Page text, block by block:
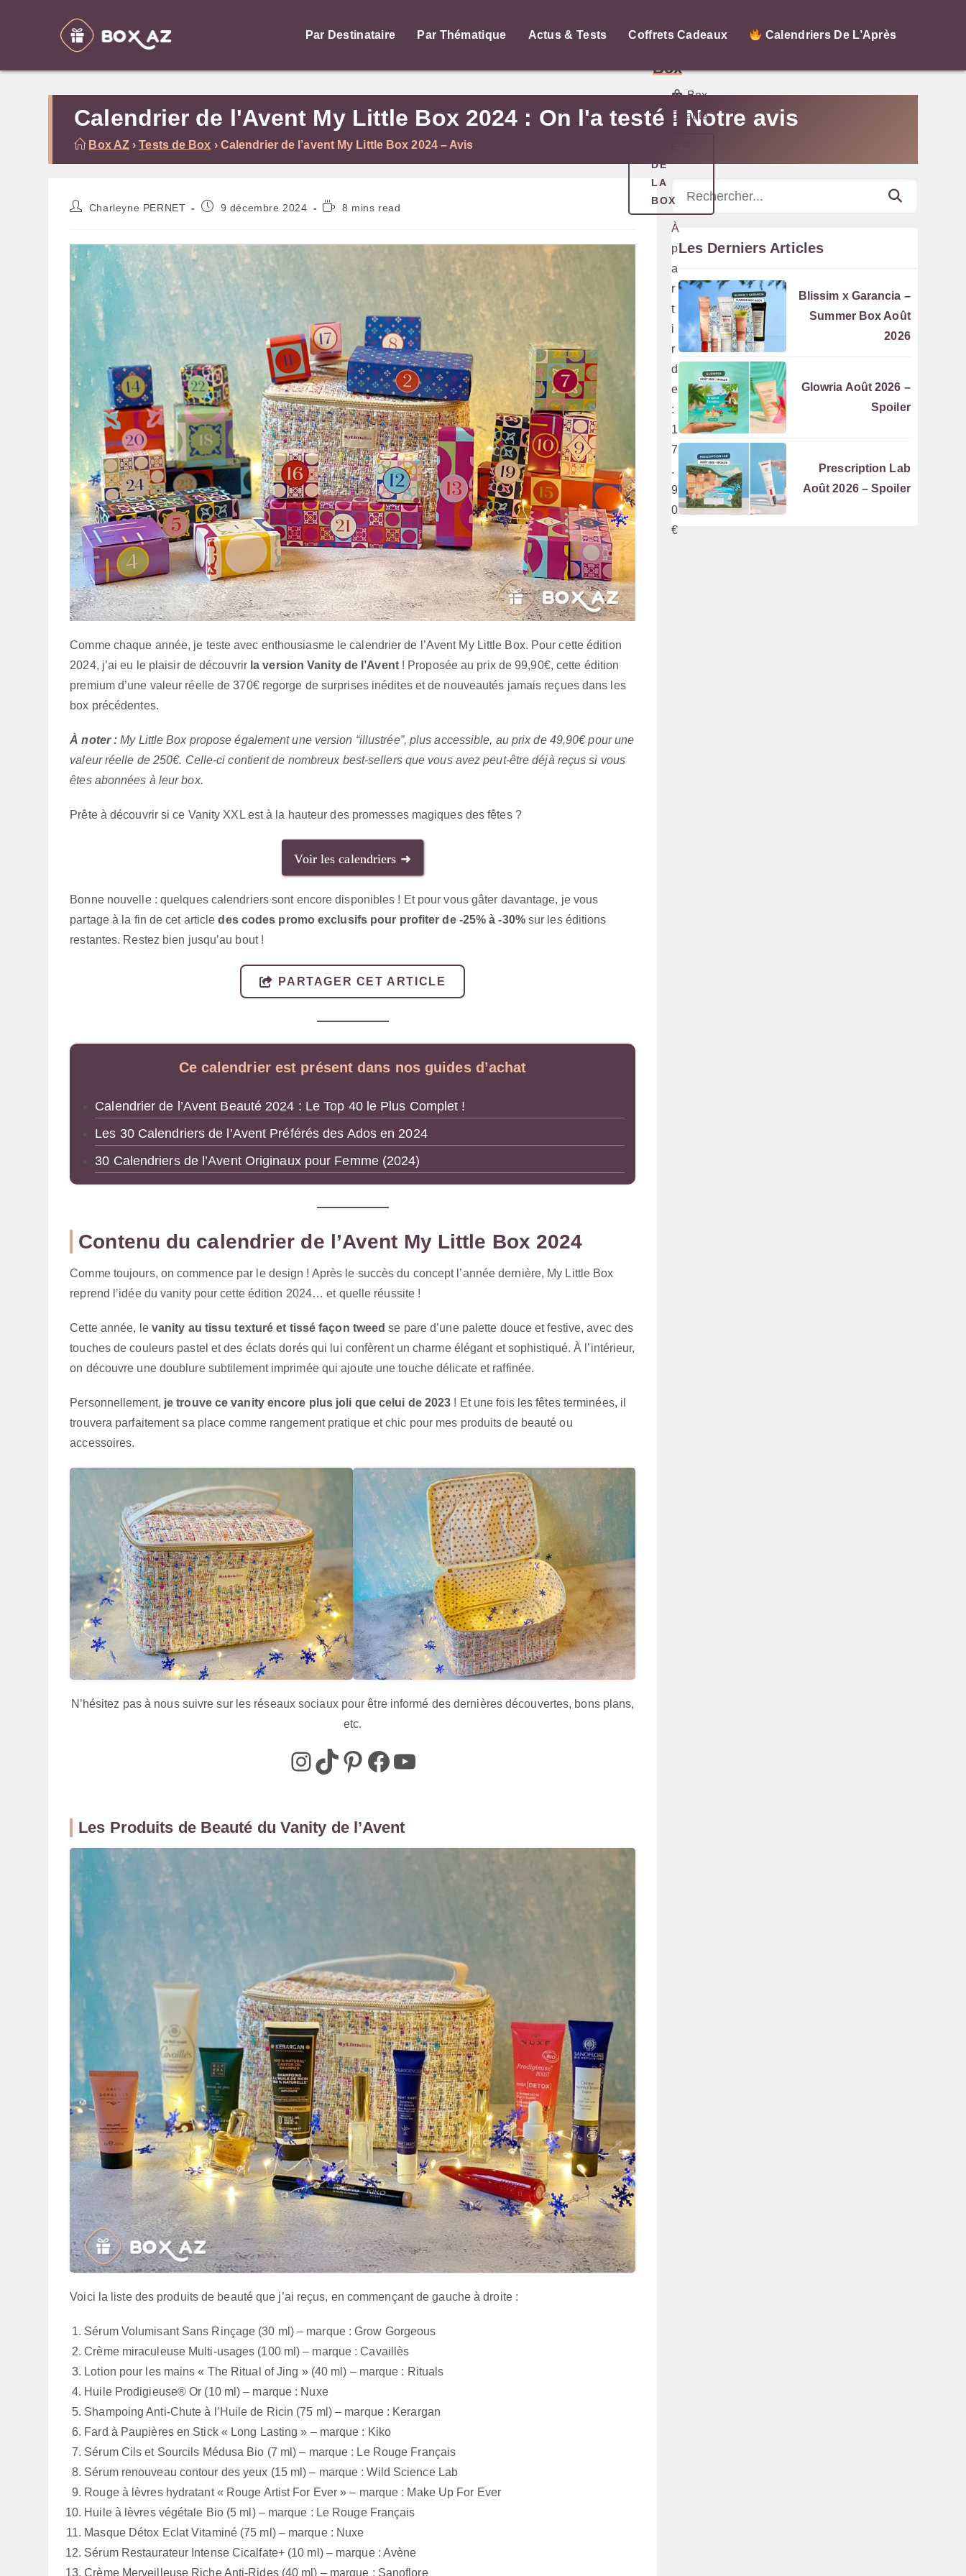
Par Destinataire Par Thématique Actus & Tests Coffrets Cadeaux Calendriers De L’Après
Calendrier de l'Avent My Little Box 2024 : On l'a testé ! Notre avis
Box AZ ›Tests de Box › Calendrier de l’avent My Little Box 2024 – Avis
Auteur/autrice
publication :
Charleyne PERNET
Publication
9 décembre 2024
Temps8 mins read
Comme chaque année, je teste avec enthousiasme le calendrier de l’Avent My Little Box. Pour cette édition
2024, j’ai eu le plaisir de découvrir la version Vanity de l’Avent! Proposée au prix de 99,90€, cette édition
premium d’une valeur réelle de 370€ regorge de surprises inédites et de nouveautés jamais reçues dans les
box précédentes.
À noter : My Little Box propose également une version “illustrée”, plus accessible, au prix de 49,90€ pour une
valeur réelle de 250€. Celle-ci contient de nombreux best-sellers que vous avez peut-être déjà reçus si vous
êtes abonnées à leur box.
Prête à découvrir si ce Vanity XXL est à la hauteur des promesses magiques des fêtes ?
Voir les calendriers ➜
Bonne nouvelle : quelques calendriers sont encore disponibles ! Et pour vous gâter davantage, je vous
partage à la fin de cet articledes codes promo exclusifs pour profiter de -25% à -30%sur les éditions
restantes. Restez bien jusqu’au bout !
PARTAGER CET ARTICLE
Ce calendrier est présent dans nos guides d’achat
Calendrier de l’Avent Beauté 2024 : Le Top 40 le Plus Complet !
Les 30 Calendriers de l’Avent Préférés des Ados en 2024
30 Calendriers de l’Avent Originaux pour Femme (2024)
Contenu du calendrier de l’Avent My Little Box 2024
Comme toujours, on commence par le design ! Après le succès du concept l’année dernière, My Little Box
reprend l’idée du vanity pour cette édition 2024… et quelle réussite !
Cette année, le vanity au tissu texturé et tissé façon tweed se pare d’une palette douce et festive, avec des
touches de couleurs pastel et des éclats dorés qui lui confèrent un charme élégant et sophistiqué. À l’intérieur,
on découvre une doublure subtilement imprimée qui ajoute une touche délicate et raffinée.
Personnellement, je trouve ce vanity encore plus joli que celui de 2023 ! Et une fois les fêtes terminées, il
trouvera parfaitement sa place comme rangement pratique et chic pour mes produits de beauté ou
accessoires.
N’hésitez pas à nous suivre sur les réseaux sociaux pour être informé des dernières découvertes, bons plans,
etc.
@box_az_off
@box_azPinterest
Box AZ @Box-AZ
Les Produits de Beauté du Vanity de l’Avent
Voici la liste des produits de beauté que j’ai reçus, en commençant de gauche à droite :
Sérum Volumisant Sans Rinçage (30 ml) – marque : Grow Gorgeous
Crème miraculeuse Multi-usages (100 ml) – marque : Cavaillès
Lotion pour les mains « The Ritual of Jing » (40 ml) – marque : Rituals
Huile Prodigieuse® Or (10 ml) – marque : Nuxe
Shampoing Anti-Chute à l’Huile de Ricin (75 ml) – marque : Kerargan
Fard à Paupières en Stick « Long Lasting » – marque : Kiko
Sérum Cils et Sourcils Médusa Bio (7 ml) – marque : Le Rouge Français
Sérum renouveau contour des yeux (15 ml) – marque : Wild Science Lab
Rouge à lèvres hydratant « Rouge Artist For Ever » – marque : Make Up For Ever
Huile à lèvres végétale Bio (5 ml) – marque : Le Rouge Français
Masque Détox Eclat Vitaminé (75 ml) – marque : Nuxe
Sérum Restaurateur Intense Cicalfate+ (10 ml) – marque : Avène
Crème Merveilleuse Riche Anti-Rides (40 ml) – marque : Sanoflore
Les Derniers Articles
Blissim x Garancia –
Summer Box Août
2026
Glowria Août 2026 –
Spoiler
Prescription Lab
Août 2026 – Spoiler
My
Box
Box
Beauté
DE
LA
BOX
À
p
a
r
t
i
r
d
e
:
1
7
.
9
0
€